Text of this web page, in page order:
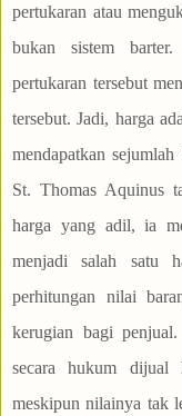
pertukaran atau
bukan sistem
pertukaran tersebut
tersebut. Jadi, harga
mendapatkan
St. Thomas Aquinus
harga yang adil, ia
menjadi salah satu
perhitungan nilai
kerugian bagi
secara hukum dijual
meskipun nilainya tak